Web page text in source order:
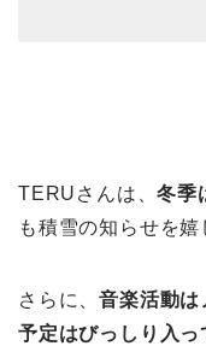
TERUさんは、冬季
も積雪の知らせを
さらに、音楽活動は
予定はびっしり入っ